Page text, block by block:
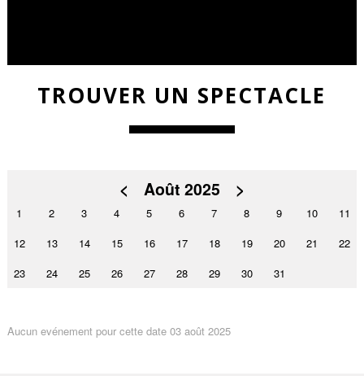
TROUVER UN SPECTACLE
< Août 2025 >
1 2 3 4 5 6 7 8 9 10
11
12
13 14 15 16 17 18 19 20 21
22
23
24 25 26 27 28 29 30 31
Aucun evénement pour cette date 03 août 2025